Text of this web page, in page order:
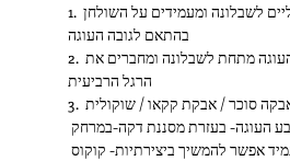
1. מחברים 3 רגליים לשבלונה ומעמידים על השולחן
בהתאם לגובה העוגה
2. מניחים את העוגה מתחת לשבלונה ומחברים את
הרגל הרביעית
3. מפדרים אבקה סוכר / אבקת קקאו / שוקולית